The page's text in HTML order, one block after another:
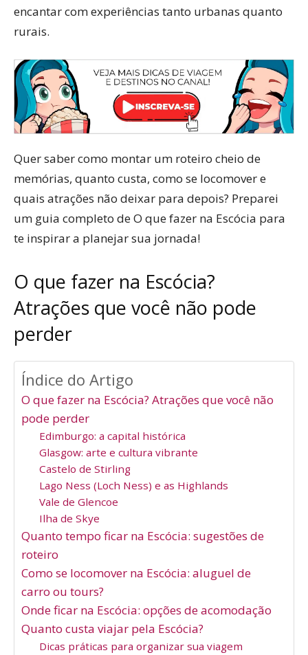
encantar com experiências tanto urbanas quanto
rurais.
Quer saber como montar um roteiro cheio de
memórias, quanto custa, como se locomover e
quais atrações não deixar para depois? Preparei
um guia completo de O que fazer na Escócia para
te inspirar a planejar sua jornada!
O que fazer na Escócia?
Atrações que você não pode
perder
Índice do Artigo
O que fazer na Escócia? Atrações que você não
pode perder
Edimburgo: a capital histórica
Glasgow: arte e cultura vibrante
Castelo de Stirling
Lago Ness (Loch Ness) e as Highlands
Vale de Glencoe
Ilha de Skye
Quanto tempo ficar na Escócia: sugestões de
roteiro
Como se locomover na Escócia: aluguel de
carro ou tours?
Onde ficar na Escócia: opções de acomodação
Quanto custa viajar pela Escócia?
Dicas práticas para organizar sua viagem